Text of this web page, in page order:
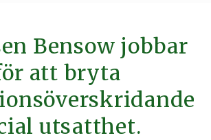
Bensow jobbar
att bryta
utsatthet.